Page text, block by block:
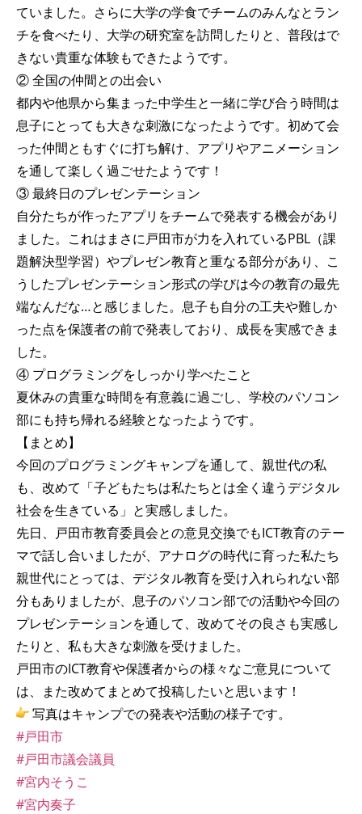
ていました。さらに大学の学食でチームのみんなとラン
チを食べたり、大学の研究室を訪問したりと、普段はで
きない貴重な体験もできたようです。
② 全国の仲間との出会い
都内や他県から集まった中学生と一緒に学び合う時間は
息子にとっても大きな刺激になったようです。初めて会
った仲間ともすぐに打ち解け、アプリやアニメーション
を通して楽しく過ごせたようです！
③ 最終日のプレゼンテーション
自分たちが作ったアプリをチームで発表する機会があり
ました。これはまさに戸田市が力を入れているPBL（課
題解決型学習）やプレゼン教育と重なる部分があり、こ
うしたプレゼンテーション形式の学びは今の教育の最先
端なんだな…と感じました。息子も自分の工夫や難しか
った点を保護者の前で発表しており、成長を実感できま
した。
④ プログラミングをしっかり学べたこと
夏休みの貴重な時間を有意義に過ごし、学校のパソコン
部にも持ち帰れる経験となったようです。
【まとめ】
今回のプログラミングキャンプを通して、親世代の私
も、改めて「子どもたちは私たちとは全く違うデジタル
社会を生きている」と実感しました。
先日、戸田市教育委員会との意見交換でもICT教育のテー
マで話し合いましたが、アナログの時代に育った私たち
親世代にとっては、デジタル教育を受け入れられない部
分もありましたが、息子のパソコン部での活動や今回の
プレゼンテーションを通して、改めてその良さも実感し
たりと、私も大きな刺激を受けました。
戸田市のICT教育や保護者からの様々なご意見について
は、また改めてまとめて投稿したいと思います！
写真はキャンプでの発表や活動の様子です。
#戸田市
#戸田市議会議員
#宮内そうこ
#宮内奏子